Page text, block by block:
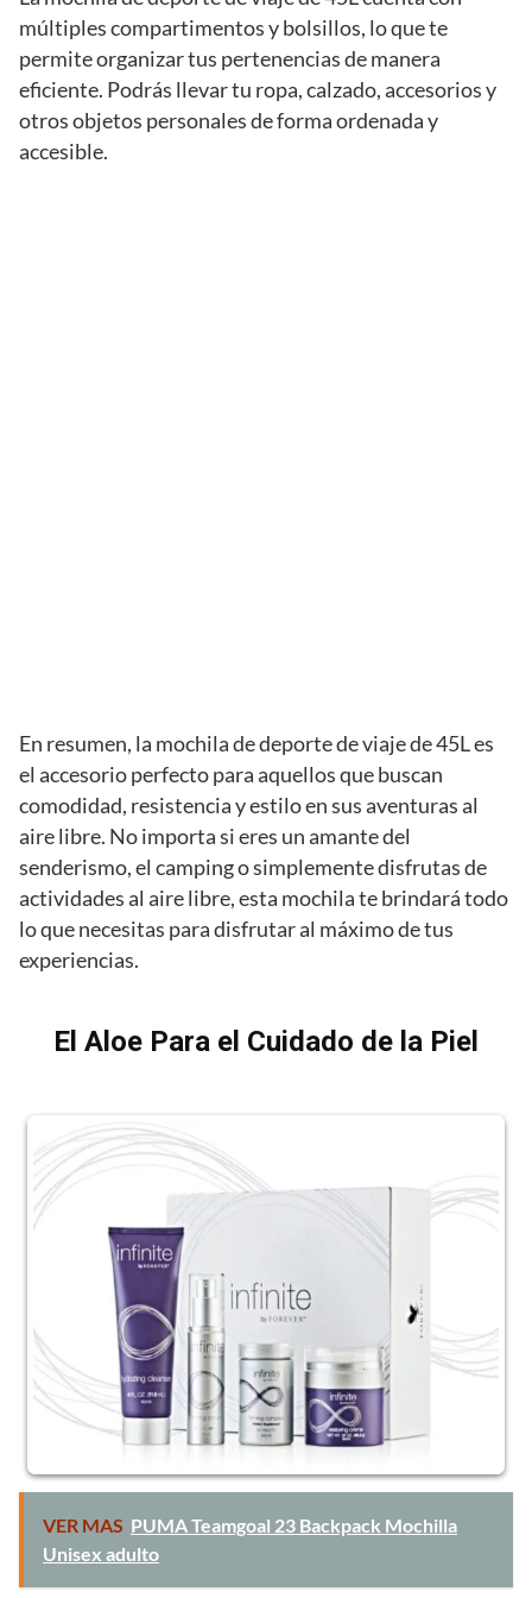
múltiples compartimentos y bolsillos, lo que te
permite organizar tus pertenencias de manera
eficiente. Podrás llevar tu ropa, calzado, accesorios y
otros objetos personales de forma ordenada y
accesible.
En resumen, la mochila de deporte de viaje de 45L es
el accesorio perfecto para aquellos que buscan
comodidad, resistencia y estilo en sus aventuras al
aire libre. No importa si eres un amante del
senderismo, el camping o simplemente disfrutas de
actividades al aire libre, esta mochila te brindará todo
lo que necesitas para disfrutar al máximo de tus
experiencias.
El Aloe Para el Cuidado de la Piel
VER MAS PUMA Teamgoal 23 Backpack Mochilla
Unisex adulto